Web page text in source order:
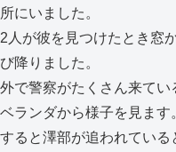
所にいました。
2人が彼を見つけたとき窓
び降りました。
外で警察がたくさん来て
ベランダから様子を見ます
すると澤部が追われてい